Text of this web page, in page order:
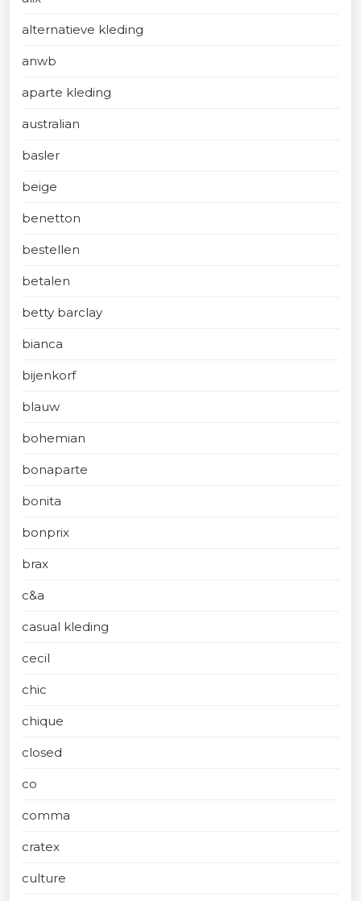
alternatieve kleding
anwb
aparte kleding
australian
basler
beige
benetton
bestellen
betalen
betty barclay
bianca
bijenkorf
blauw
bohemian
bonaparte
bonita
bonprix
brax
c&a
casual kleding
cecil
chic
chique
closed
co
comma
cratex
culture